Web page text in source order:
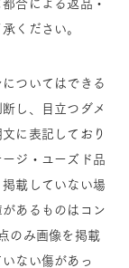
合による返品・
ください。
ついてはできる
し、目立つダメ
に表記しており
ジ・ユーズド品
載していない場
あるものはコン
のみ画像を掲載
ない傷があっ